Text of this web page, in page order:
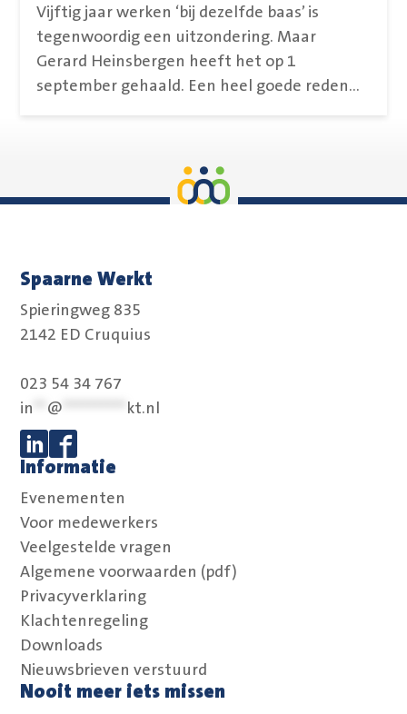
Vijftig jaar werken ‘bij dezelfde baas’ is
tegenwoordig een uitzondering. Maar
Gerard Heinsbergen heeft het op 1
september gehaald. Een heel goede reden...
Spaarne Werkt
Spieringweg 835
2142 ED Cruquius
023 54 34 767
in
@ kt.nl
Volg ons op Linkedin
Volg ons op Facebook
Informatie
Evenementen
Voor medewerkers
Veelgestelde vragen
Algemene voorwaarden (pdf)
Privacyverklaring
Klachtenregeling
Downloads
Nieuwsbrieven verstuurd
Nooit meer iets missen